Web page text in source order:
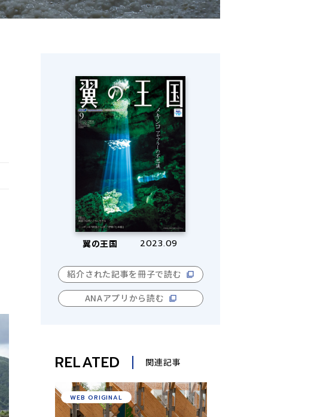
翼の王国 2023.09
紹介された記事を冊子で読む
ANAアプリから読む
RELATED 関連記事
WEB ORIGINAL